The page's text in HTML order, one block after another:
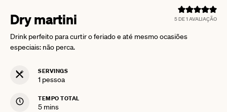
5DE 1 AVALIAÇÃO
Dry martini
Drink perfeito para curtir o feriado e até mesmo ocasiões
especiais: não perca.
SERVINGS
1 pessoa
TEMPO TOTAL
5minutes
mins